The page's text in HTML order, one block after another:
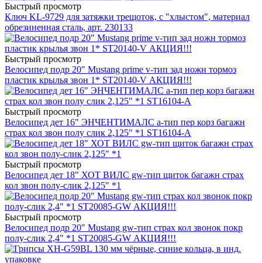
Быстрый просмотр
Ключ KL-9729 для затяжки трещоток, с "хлыстом", материал
обрезиненная сталь, арт. 230133
Быстрый просмотр
Велосипед подр 20" Mustang prime v-тип зад ножн тормоз
пластик крылья звон 1* ST20140-V АКЦИЯ!!!
Быстрый просмотр
Велосипед дет 16" ЭНЧЕНТИМАЛС a-тип пер корз багажн
страх кол звон полу слик 2,125" *1 ST16104-A
Быстрый просмотр
Велосипед дет 18" ХОТ ВИЛС gw-тип щиток багажн страх
кол звон полу-слик 2,125" *1
Быстрый просмотр
Велосипед подр 20" Mustang gw-тип страх кол звонок покр
полу-слик 2,4" *1 ST20085-GW АКЦИЯ!!!